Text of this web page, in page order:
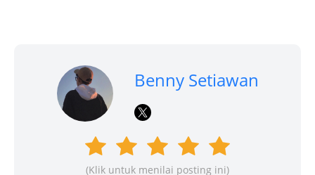
Benny Setiawan
(Klik untuk menilai posting ini)